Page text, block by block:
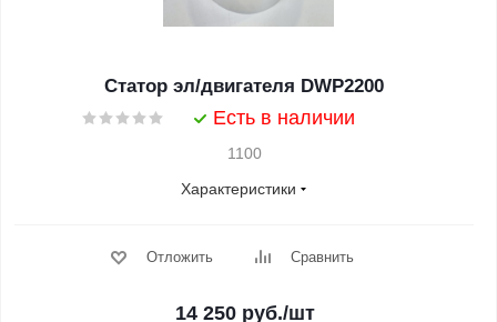
Статор эл/двигателя DWP2200
Есть в наличии
1100
Характеристики
Отложить Сравнить
14 250руб./шт